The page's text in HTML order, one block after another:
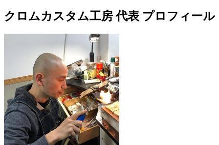
クロムカスタム工房 代表 プロフィール